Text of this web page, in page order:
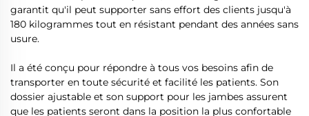
garantit qu'il peut supporter sans effort des clients jusqu'à
180 kilogrammes tout en résistant pendant des années sans
usure.
Il a été conçu pour répondre à tous vos besoins afin de
transporter en toute sécurité et facilité les patients. Son
dossier ajustable et son support pour les jambes assurent
que les patients seront dans la position la plus confortable